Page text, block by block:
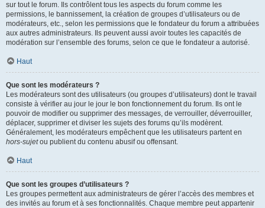
sur tout le forum. Ils contrôlent tous les aspects du forum comme les
permissions, le bannissement, la création de groupes d’utilisateurs ou de
modérateurs, etc., selon les permissions que le fondateur du forum a attribuées
aux autres administrateurs. Ils peuvent aussi avoir toutes les capacités de
modération sur l’ensemble des forums, selon ce que le fondateur a autorisé.
Haut
Que sont les modérateurs ?
Les modérateurs sont des utilisateurs (ou groupes d’utilisateurs) dont le travail
consiste à vérifier au jour le jour le bon fonctionnement du forum. Ils ont le
pouvoir de modifier ou supprimer des messages, de verrouiller, déverrouiller,
déplacer, supprimer et diviser les sujets des forums qu’ils modèrent.
Généralement, les modérateurs empêchent que les utilisateurs partent en
hors-sujetou publient du contenu abusif ou offensant.
Haut
Que sont les groupes d’utilisateurs ?
Les groupes permettent aux administrateurs de gérer l’accès des membres et
des invités au forum et à ses fonctionnalités. Chaque membre peut appartenir